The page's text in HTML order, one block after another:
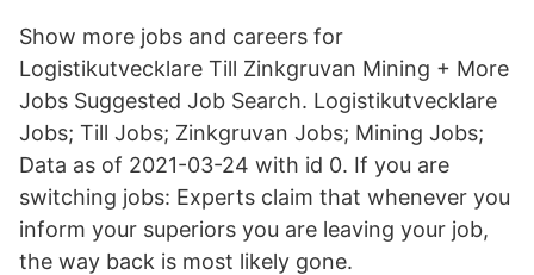
Show more jobs and careers for
Logistikutvecklare Till Zinkgruvan Mining + More
Jobs Suggested Job Search. Logistikutvecklare
Jobs; Till Jobs; Zinkgruvan Jobs; Mining Jobs;
Data as of 2021-03-24 with id 0. If you are
switching jobs: Experts claim that whenever you
inform your superiors you are leaving your job,
the way back is most likely gone.